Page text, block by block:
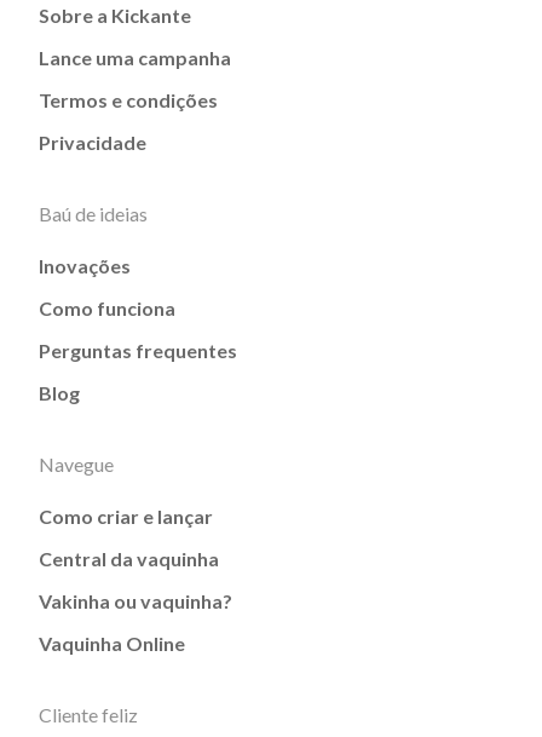
Sobre a Kickante
Lance uma campanha
Termos e condições
Privacidade
Baú de ideias
Inovações
Como funciona
Perguntas frequentes
Blog
Navegue
Como criar e lançar
Central da vaquinha
Vakinha ou vaquinha?
Vaquinha Online
Cliente feliz